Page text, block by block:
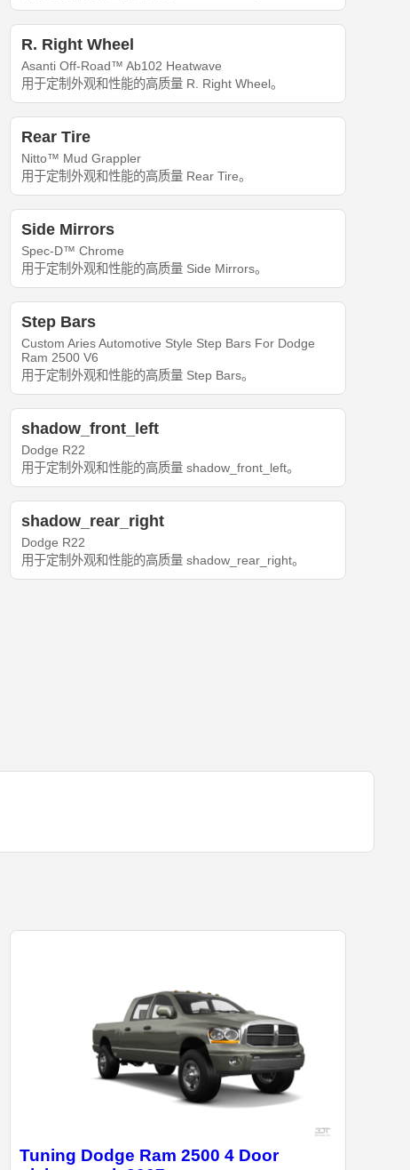
R. Right Wheel
Asanti Off-Road™ Ab102 Heatwave
用于定制外观和性能的高质量 R. Right Wheel。
Rear Tire
Nitto™ Mud Grappler
用于定制外观和性能的高质量 Rear Tire。
Side Mirrors
Spec-D™ Chrome
用于定制外观和性能的高质量 Side Mirrors。
Step Bars
Custom Aries Automotive Style Step Bars For Dodge
Ram 2500 V6
用于定制外观和性能的高质量 Step Bars。
shadow_front_left
Dodge R22
用于定制外观和性能的高质量 shadow_front_left。
shadow_rear_right
Dodge R22
用于定制外观和性能的高质量 shadow_rear_right。
Tuning Dodge Ram 2500 4 Door